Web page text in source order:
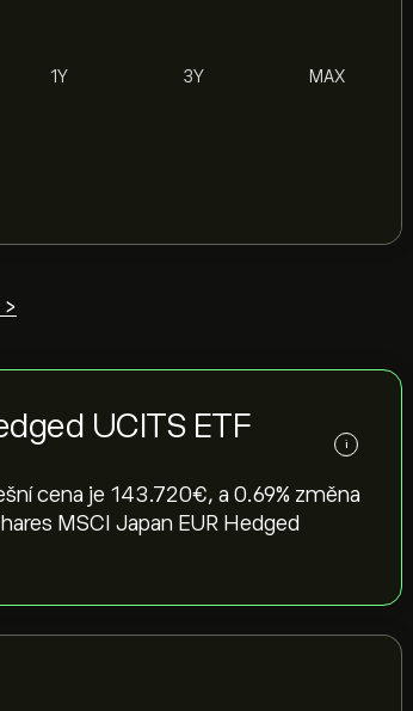
1Y 3Y MAX
UCITS ETF
i
cena je 143.720‎€‎, a ‎0.69‎% změna
MSCI Japan EUR Hedged